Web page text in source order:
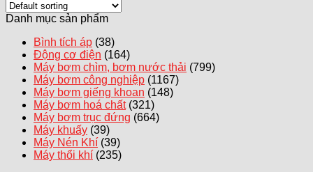
Danh mục sản phẩm
Bình tích áp (38)
Động cơ điện (164)
Máy bơm chìm, bơm nước thải (799)
Máy bơm công nghiệp (1167)
Máy bơm giếng khoan (148)
Máy bơm hoá chất (321)
Máy bơm trục đứng (664)
Máy khuấy (39)
Máy Nén Khí (39)
Máy thổi khí (235)